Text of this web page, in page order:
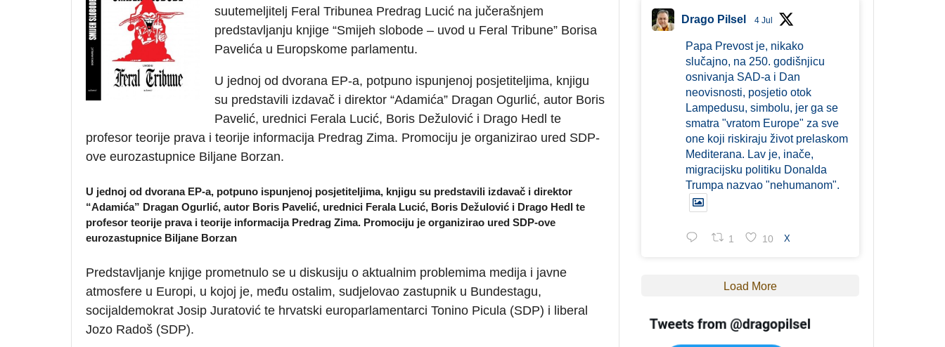
suutemeljitelj Feral Tribunea Predrag Lucić na jučerašnjem
predstavljanju knjige “Smijeh slobode – uvod u Feral Tribune” Borisa
Pavelića u Europskome parlamentu.
U jednoj od dvorana EP-a, potpuno ispunjenoj posjetiteljima, knjigu
su predstavili izdavač i direktor “Adamića” Dragan Ogurlić, autor Boris
Pavelić, urednici Ferala Lucić, Boris Dežulović i Drago Hedl te
profesor teorije prava i teorije informacija Predrag Zima. Promociju je organizirao ured SDP-
ove eurozastupnice Biljane Borzan.
U jednoj od dvorana EP-a, potpuno ispunjenoj posjetiteljima, knjigu su predstavili izdavač i direktor
“Adamića” Dragan Ogurlić, autor Boris Pavelić, urednici Ferala Lucić, Boris Dežulović i Drago Hedl te
profesor teorije prava i teorije informacija Predrag Zima. Promociju je organizirao ured SDP-ove
eurozastupnice Biljane Borzan
Predstavljanje knjige prometnulo se u diskusiju o aktualnim problemima medija i javne
atmosfere u Europi, u kojoj je, među ostalim, sudjelovao zastupnik u Bundestagu,
socijaldemokrat Josip Juratović te hrvatski europarlamentarci Tonino Picula (SDP) i liberal
Jozo Radoš (SDP).
Drago Pilsel 4 Jul
Papa Prevost je, nikako
slučajno, na 250. godišnjicu
osnivanja SAD-a i Dan
neovisnosti, posjetio otok
Lampedusu, simbolu, jer ga se
smatra "vratom Europe" za sve
one koji riskiraju život prelaskom
Mediterana. Lav je, inače,
migracijsku politiku Donalda
Trumpa nazvao "nehumanom".
1 10 X
Load More